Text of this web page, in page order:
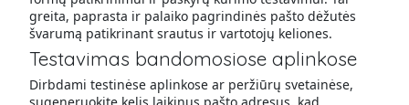
greita, paprasta ir palaiko pagrindinės pašto dėžutės
švarumą patikrinant srautus ir vartotojų keliones.
Testavimas bandomosiose aplinkose
Dirbdami testinėse aplinkose ar peržiūrų svetainėse,
sugeneruokite kelis laikinus pašto adresus, kad